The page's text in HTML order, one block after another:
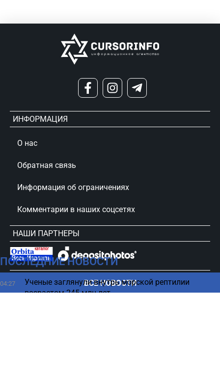
ПОСЛЕДНИЕ НОВОСТИ
04:27
Ученые заглянули внутрь морской рептилии
возрастом 245 млн лет
ВСЕ НОВОСТИ
ИНФОРМАЦИЯ
О нас
Обратная связь
Информация об ограничениях
Комментарии в наших соцсетях
НАШИ ПАРТНЕРЫ
сursorinfo.co.il © Все права защищены